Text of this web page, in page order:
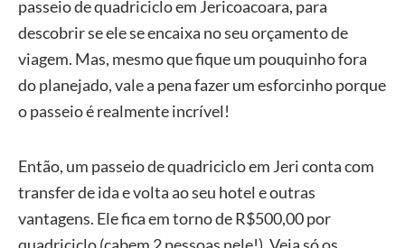
passeio de quadriciclo em Jericoacoara, para
descobrir se ele se encaixa no seu orçamento de
viagem. Mas, mesmo que fique um pouquinho fora
do planejado, vale a pena fazer um esforcinho porque
o passeio é realmente incrível!
Então, um passeio de quadriciclo em Jeri conta com
transfer de ida e volta ao seu hotel e outras
vantagens. Ele fica em torno de R$500,00 por